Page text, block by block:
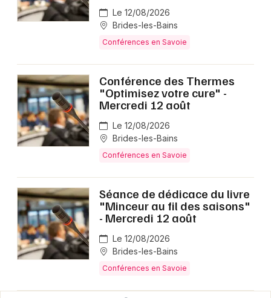
Le 12/08/2026
Brides-les-Bains
Conférences en Savoie
Conférence des Thermes
"Optimisez votre cure" -
Mercredi 12 août
Le 12/08/2026
Brides-les-Bains
Conférences en Savoie
Séance de dédicace du livre
"Minceur au fil des saisons"
- Mercredi 12 août
Le 12/08/2026
Brides-les-Bains
Conférences en Savoie